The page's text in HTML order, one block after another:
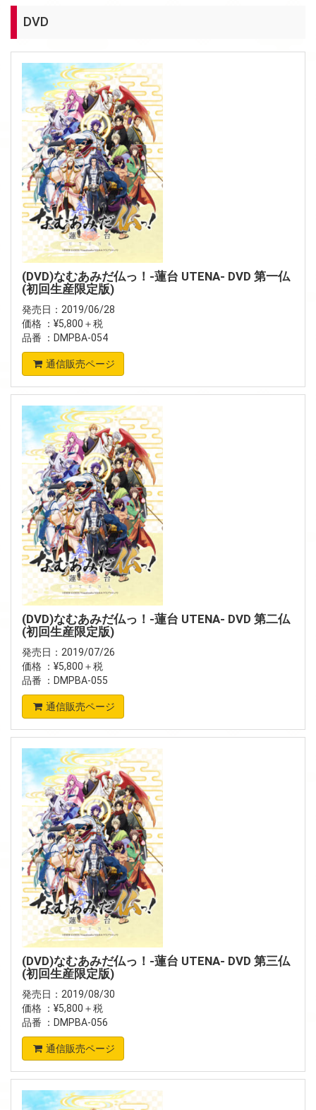
DVD
(DVD)なむあみだ仏っ！-蓮台 UTENA- DVD 第一仏
(初回生産限定版)
発売日：2019/06/28
価格 ：¥5,800＋税
品番 ：DMPBA-054
通信販売ページ
(DVD)なむあみだ仏っ！-蓮台 UTENA- DVD 第二仏
(初回生産限定版)
発売日：2019/07/26
価格 ：¥5,800＋税
品番 ：DMPBA-055
通信販売ページ
(DVD)なむあみだ仏っ！-蓮台 UTENA- DVD 第三仏
(初回生産限定版)
発売日：2019/08/30
価格 ：¥5,800＋税
品番 ：DMPBA-056
通信販売ページ